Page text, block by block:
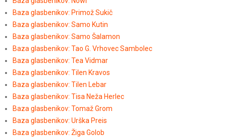
Baza glasbenikov: Primož Sukič
Baza glasbenikov: Samo Kutin
Baza glasbenikov: Samo Šalamon
Baza glasbenikov: Tao G. Vrhovec Sambolec
Baza glasbenikov: Tea Vidmar
Baza glasbenikov: Tilen Kravos
Baza glasbenikov: Tilen Lebar
Baza glasbenikov: Tisa Neža Herlec
Baza glasbenikov: Tomaž Grom
Baza glasbenikov: Urška Preis
Baza glasbenikov: Žiga Golob